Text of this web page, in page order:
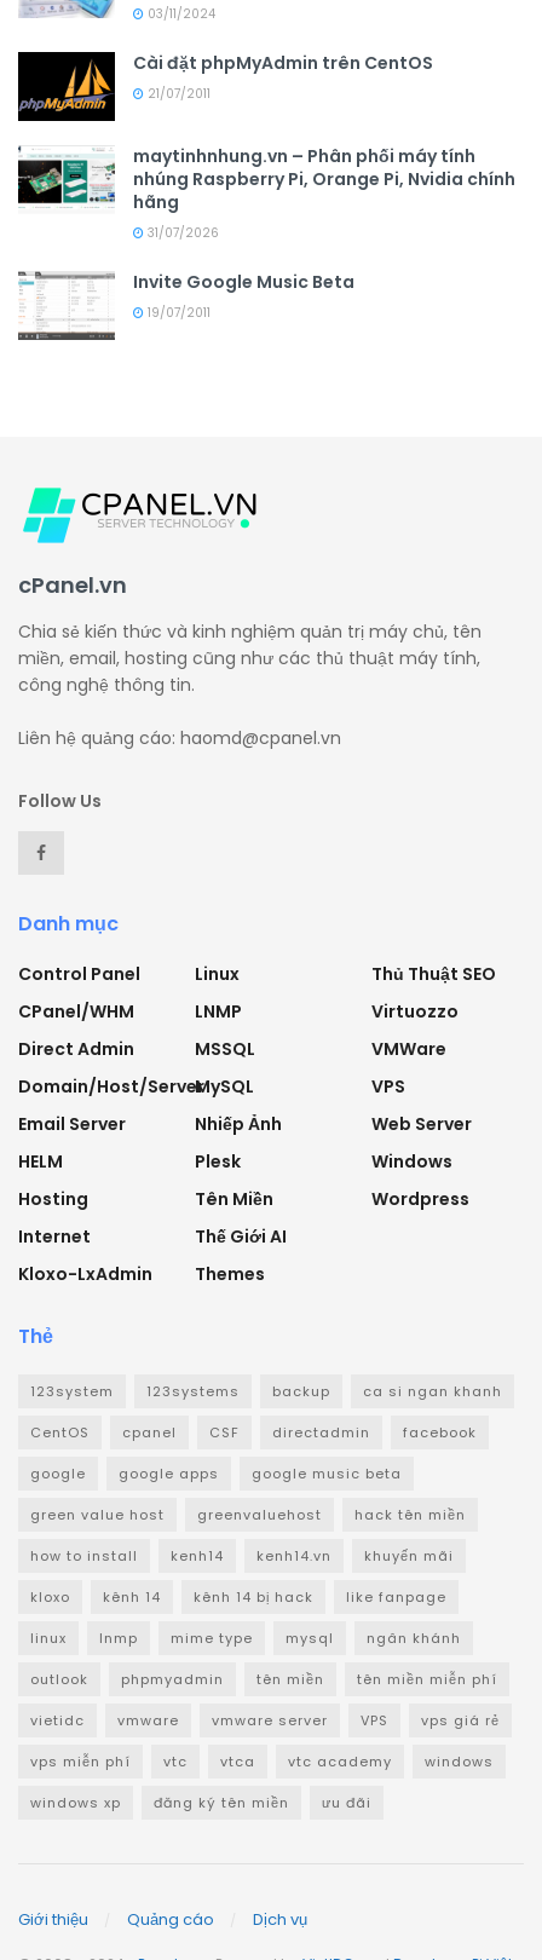
03/11/2024
Cài đặt phpMyAdmin trên CentOS
21/07/2011
maytinhnhung.vn – Phân phối máy tính
nhúng Raspberry Pi, Orange Pi, Nvidia chính
hãng
31/07/2026
Invite Google Music Beta
19/07/2011
cPanel.vn
Chia sẻ kiến thức và kinh nghiệm quản trị máy chủ, tên
miền, email, hosting cũng như các thủ thuật máy tính,
công nghệ thông tin.
Liên hệ quảng cáo: haomd@cpanel.vn
Follow Us
Danh mục
Control Panel
CPanel/WHM
Direct Admin
Domain/Host/Server
Email Server
HELM
Hosting
Internet
Kloxo-LxAdmin
Linux
LNMP
MSSQL
MySQL
Nhiếp Ảnh
Plesk
Tên Miền
Thế Giới AI
Themes
Thủ Thuật SEO
Virtuozzo
VMWare
VPS
Web Server
Windows
Wordpress
Thẻ
123system 123systems backup ca si ngan khanh
CentOS cpanel CSF directadmin facebook
google google apps google music beta
green value host greenvaluehost hack tên miền
how to install kenh14 kenh14.vn khuyến mãi
kloxo kênh 14 kênh 14 bị hack like fanpage
linux lnmp mime type mysql ngân khánh
outlook phpmyadmin tên miền tên miền miễn phí
vietidc vmware vmware server VPS vps giá rẻ
vps miễn phí vtc vtca vtc academy windows
windows xp đăng ký tên miền ưu đãi
Giới thiệu Quảng cáo Dịch vụ